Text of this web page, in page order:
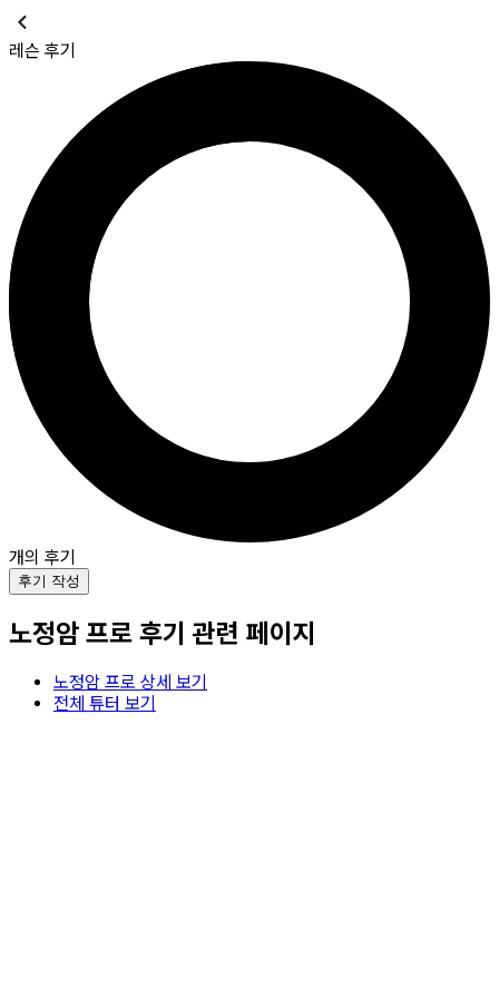
레슨 후기
개의 후기
후기 작성
노정암 프로 후기 관련 페이지
노정암 프로 상세 보기
전체 튜터 보기